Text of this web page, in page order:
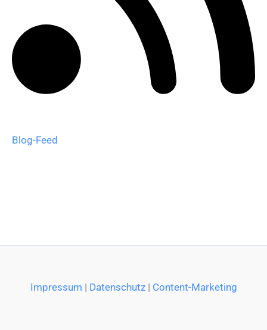
Blog-Feed
Impressum | Datenschutz| Content-Marketing